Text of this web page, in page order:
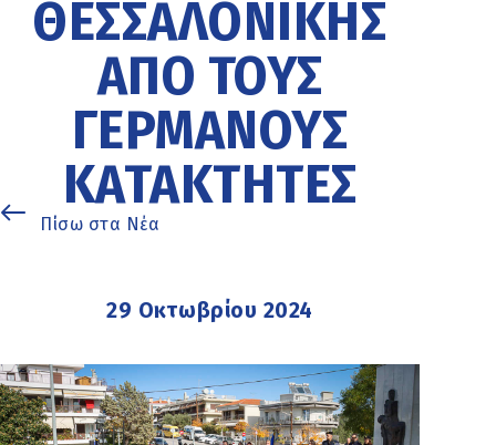
ΘΕΣΣΑΛΟΝΊΚΗΣ
ΑΠΌ ΤΟΥΣ
ΓΕΡΜΑΝΟΎΣ
ΚΑΤΑΚΤΗΤΈΣ
Πίσω στα Νέα
29 Οκτωβρίου 2024